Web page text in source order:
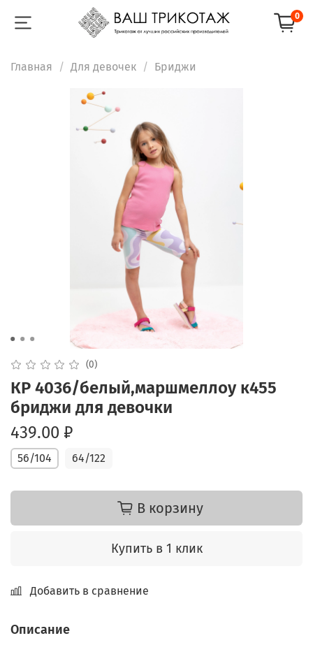
0
Главная Для девочек Бриджи
(0)
КР 4036/белый,маршмеллоу к455
бриджи для девочки
439.00 ₽
56/104 64/122
В корзину
Купить в 1 клик
Добавить в сравнение
Описание